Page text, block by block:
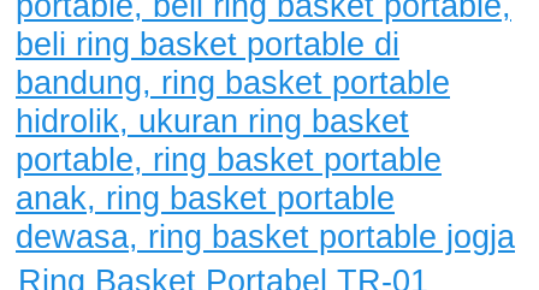
Ring Basket Portabel TR-01